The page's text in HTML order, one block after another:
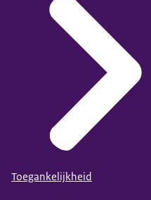
Toegankelijkheid